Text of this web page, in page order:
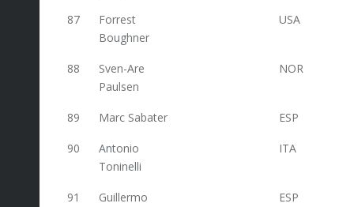
87
Forrest
Boughner
USA
88
Sven-Are
Paulsen
NOR
89 Marc Sabater ESP
90
Antonio
Toninelli
ITA
91
Guillermo
ESP